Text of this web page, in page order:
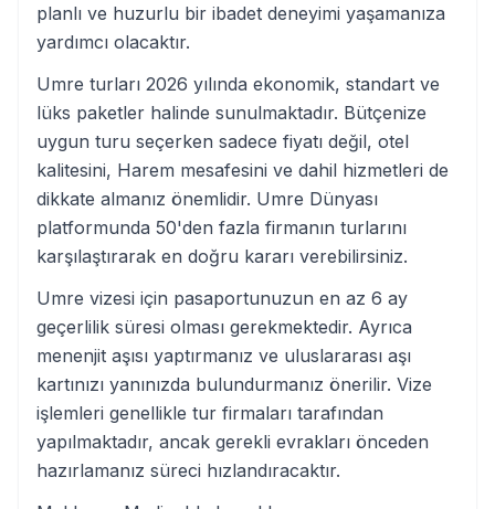
planlı ve huzurlu bir ibadet deneyimi yaşamanıza
yardımcı olacaktır.
Umre turları 2026 yılında ekonomik, standart ve
lüks paketler halinde sunulmaktadır. Bütçenize
uygun turu seçerken sadece fiyatı değil, otel
kalitesini, Harem mesafesini ve dahil hizmetleri de
dikkate almanız önemlidir. Umre Dünyası
platformunda 50'den fazla firmanın turlarını
karşılaştırarak en doğru kararı verebilirsiniz.
Umre vizesi için pasaportunuzun en az 6 ay
geçerlilik süresi olması gerekmektedir. Ayrıca
menenjit aşısı yaptırmanız ve uluslararası aşı
kartınızı yanınızda bulundurmanız önerilir. Vize
işlemleri genellikle tur firmaları tarafından
yapılmaktadır, ancak gerekli evrakları önceden
hazırlamanız süreci hızlandıracaktır.